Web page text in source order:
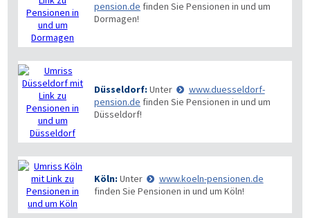
pension.de finden Sie Pensionen in und um
Dormagen!
Düsseldorf: Unter
www.duesseldorf-
pension.de finden Sie Pensionen in und um
Düsseldorf!
Köln: Unter
www.koeln-pensionen.de
finden Sie Pensionen in und um Köln!